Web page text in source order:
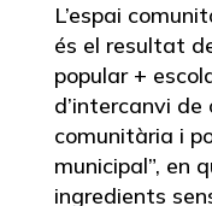
L’espai
és el resultat
popular +
d’intercanvi
comunitària i
municipal”, en
ingredients